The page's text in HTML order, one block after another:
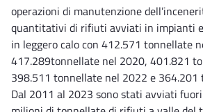
operazioni di manutenzione
quantitativi di rifiuti avviati in impianti
in leggero calo con 412.571 tonnellate
417.289tonnellate nel 2020, 401.821
398.511 tonnellate nel 2022 e
Dal 2011 al 2023 sono stati avviati